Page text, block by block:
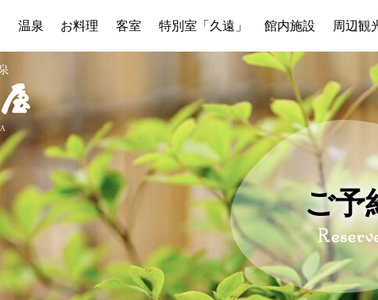
温泉 お料理 客室 特別室「久遠」 館内施設 周辺観
ご予